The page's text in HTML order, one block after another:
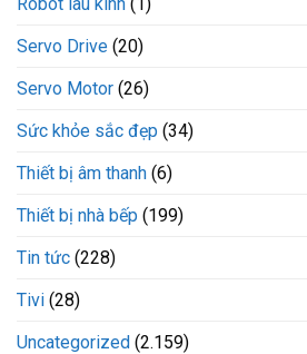
Servo Drive (20)
Servo Motor (26)
Sức khỏe sắc đẹp (34)
Thiết bị âm thanh (6)
Thiết bị nhà bếp (199)
Tin tức (228)
Tivi (28)
Uncategorized (2.159)